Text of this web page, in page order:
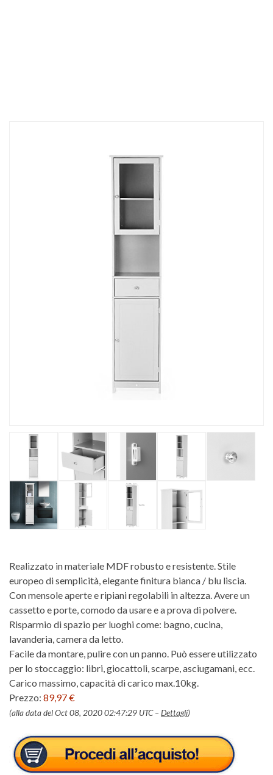
Realizzato in materiale MDF robusto e resistente. Stile
europeo di semplicità, elegante finitura bianca / blu liscia.
Con mensole aperte e ripiani regolabili in altezza. Avere un
cassetto e porte, comodo da usare e a prova di polvere.
Risparmio di spazio per luoghi come: bagno, cucina,
lavanderia, camera da letto.
Facile da montare, pulire con un panno. Può essere utilizzato
per lo stoccaggio: libri, giocattoli, scarpe, asciugamani, ecc.
Carico massimo, capacità di carico max.10kg.
Prezzo: 89,97 €
(alla data del Oct 08, 2020 02:47:29 UTC – Dettagli)